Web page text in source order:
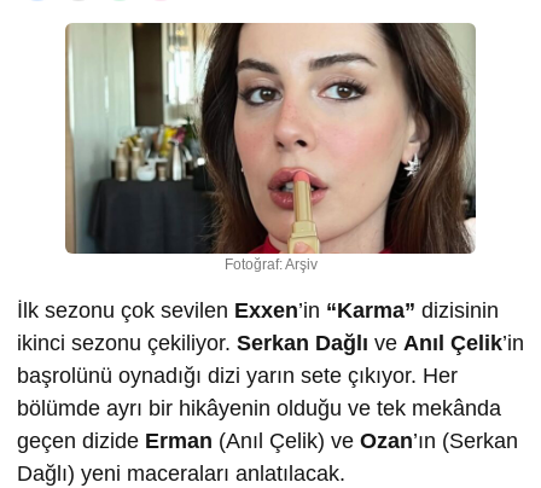
Fotoğraf: Arşiv
İlk sezonu çok sevilen Exxen’in “Karma” dizisinin
ikinci sezonu çekiliyor. Serkan Dağlı ve Anıl Çelik’in
başrolünü oynadığı dizi yarın sete çıkıyor. Her
bölümde ayrı bir hikâyenin olduğu ve tek mekânda
geçen dizide Erman (Anıl Çelik) ve Ozan’ın (Serkan
Dağlı) yeni maceraları anlatılacak.